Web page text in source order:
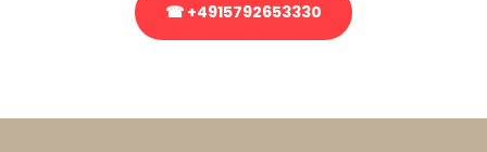
☎ +4915792653330